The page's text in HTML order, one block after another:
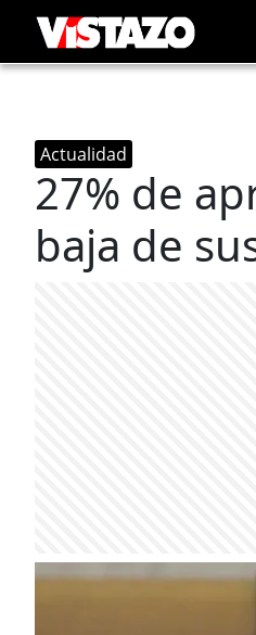
Actualidad
27% de
baja de